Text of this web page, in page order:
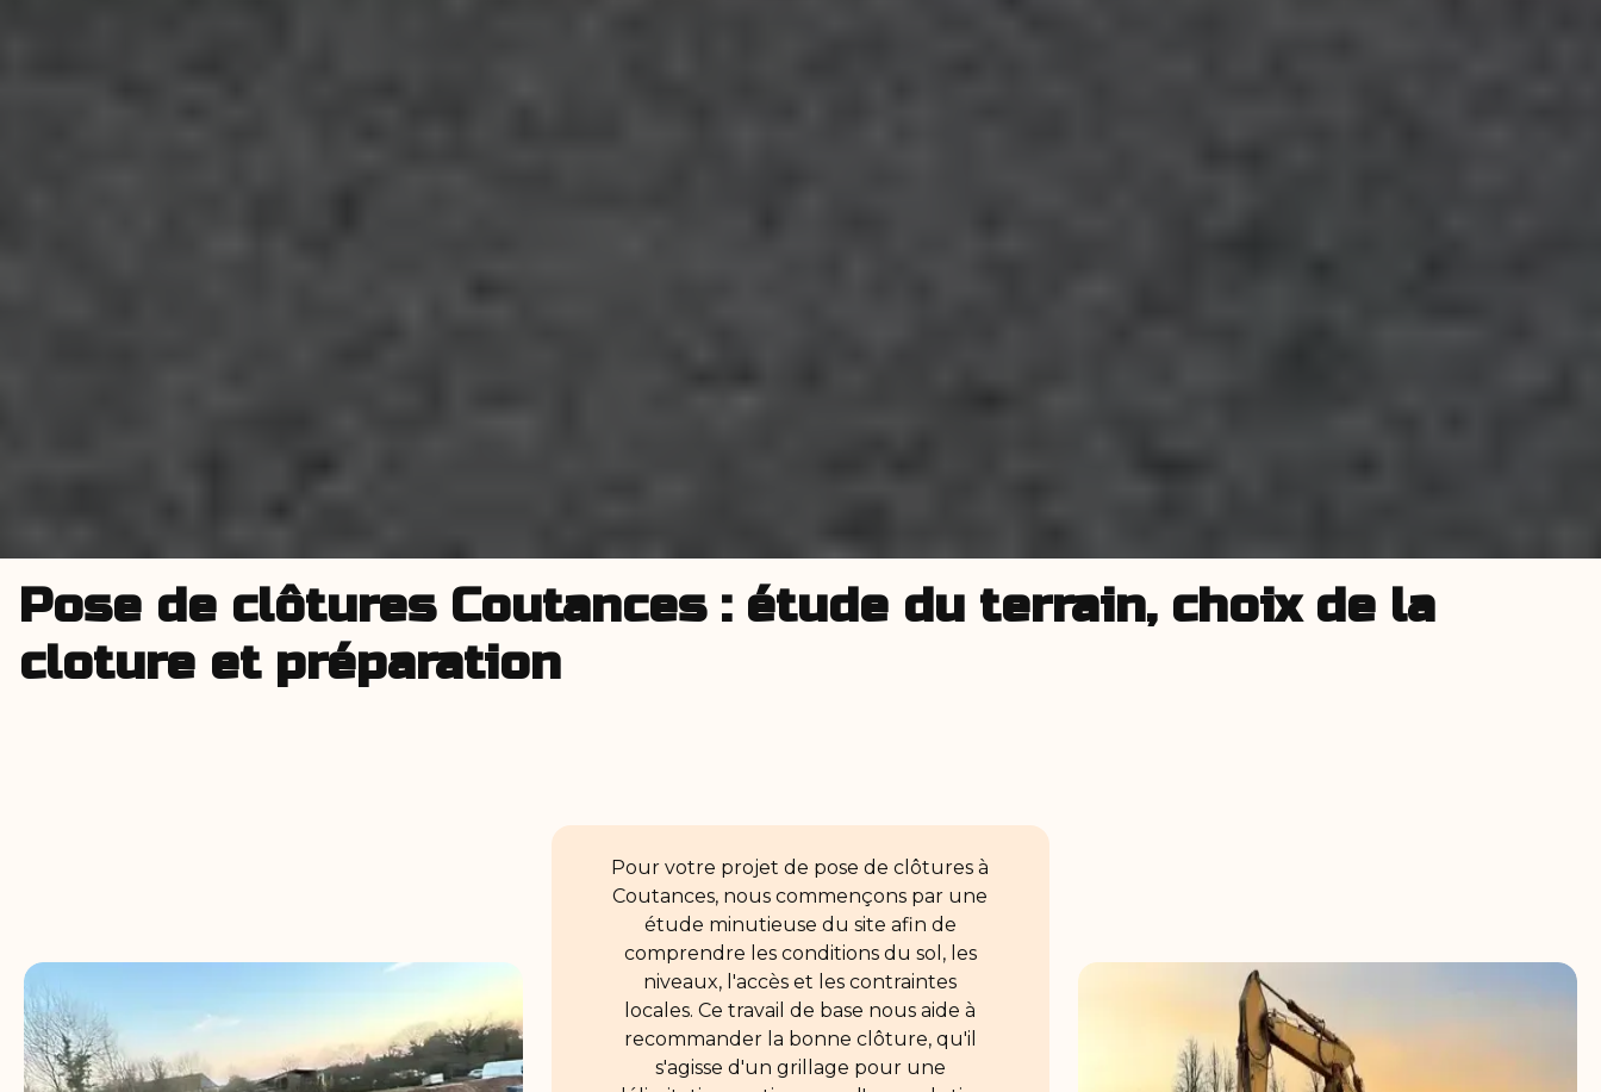
Pose de clôtures Coutances : étude du terrain, choix de la
cloture et préparation
Pour votre projet de pose de clôtures à
Coutances, nous commençons par une
étude minutieuse du site afin de
comprendre les conditions du sol, les
niveaux, l'accès et les contraintes
locales. Ce travail de base nous aide à
recommander la bonne clôture, qu'il
s'agisse d'un grillage pour une